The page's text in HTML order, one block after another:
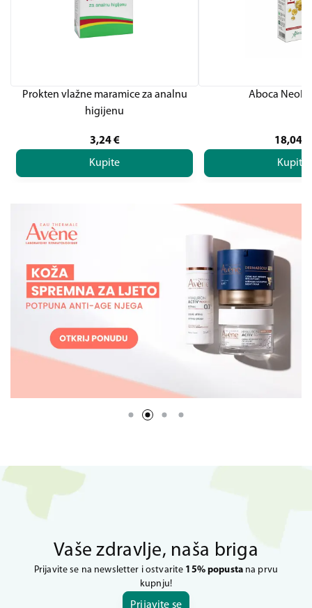
Prokten vlažne maramice za analnu
higijenu
3,24 €
Kupite
Aboca
18,04
Kupite
Vaše zdravlje, naša briga
Prijavite se na newsletter i ostvarite 15% popustana prvu
kupnju!
Prijavite se